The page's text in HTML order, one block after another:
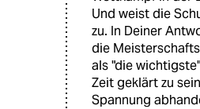
Und weist die
zu. In Deiner
die
als "die
Zeit geklärt zu
Spannung